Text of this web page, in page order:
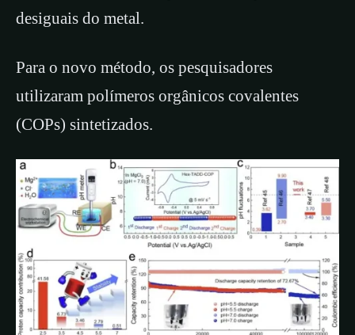
desiguais do metal.
Para o novo método, os pesquisadores
utilizaram polímeros orgânicos covalentes
(COPs) sintetizados.